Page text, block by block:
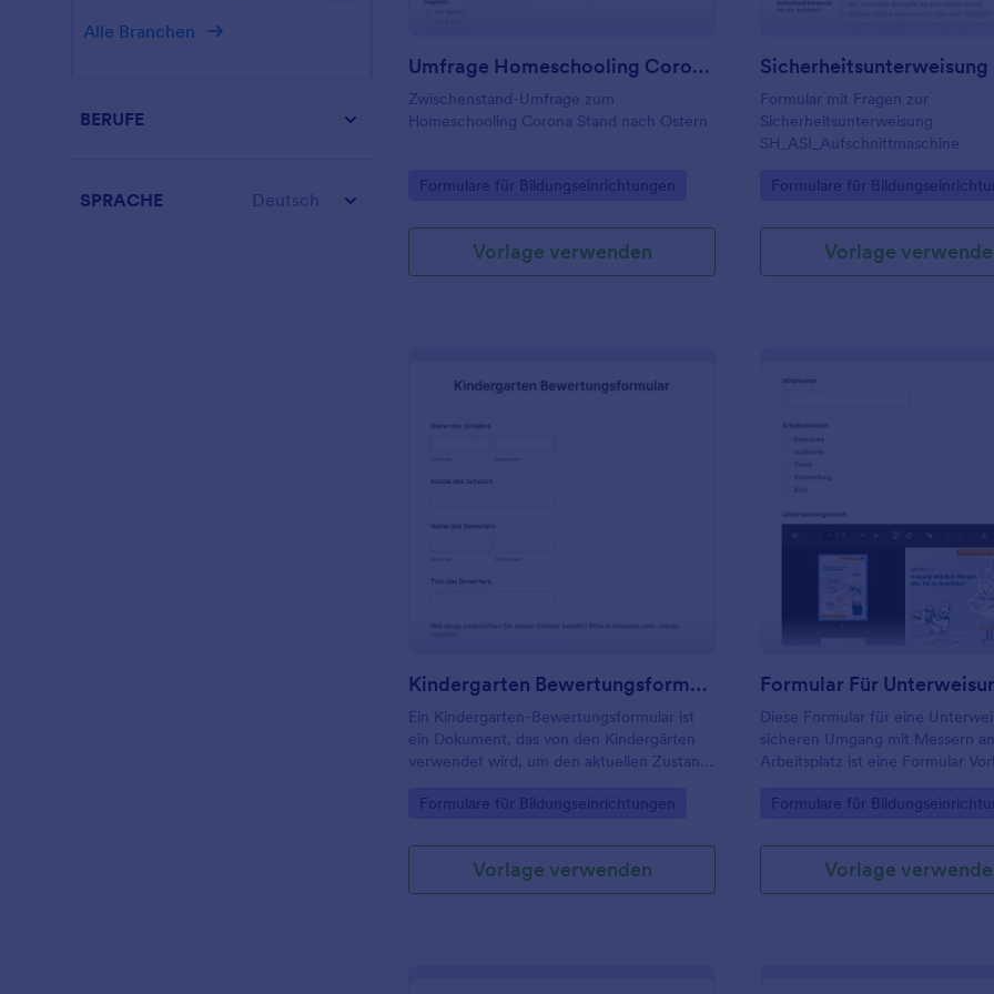
Umfrage Homeschooling Corona Zwischenstand Nach Ostern
Zwischenstand-Umfrage zum
Homeschooling Corona Stand nach Ostern
Go to Category:
Formulare für Bildungseinrichtungen
Vorlage verwenden
Formular mit Fragen zur
Sicherheitsunterweisung
SH_ASI_Aufschnittmaschine
Go to Category:
Formulare für
Vorlage
: Kindergarten Bewertungsformular
Kindergarten Bewertungsformular
Ein Kindergarten-Bewertungsformular ist
ein Dokument, das von den Kindergärten
verwendet wird, um den aktuellen Zustand
Go to Category:
Formulare für Bildungseinrichtungen
Vorlage verwenden
Vorschau:
Diese Formular für eine
sicheren Umgang mit Messern
Arbeitsplatz ist eine Formular
über die Gefahren und Risiken
sie in den sicheren Gebrauch
am Arbeitsplatz einzuweisen.
Go to Category:
Formulare für
Vorlage
Alle Branchen
BERUFE
SPRACHE Deutsch